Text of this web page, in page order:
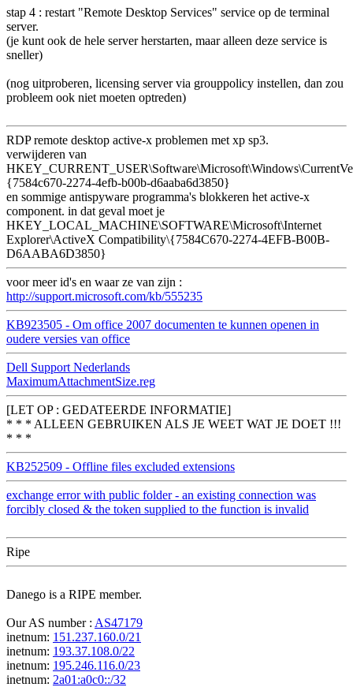
stap 4 : restart "Remote Desktop Services" service op de terminal
server.
(je kunt ook de hele server herstarten, maar alleen deze service is
sneller)
(nog uitproberen, licensing server via grouppolicy instellen, dan zou
probleem ook niet moeten optreden)
RDP remote desktop active-x problemen met xp sp3.
verwijderen van
{7584c670-2274-4efb-b00b-d6aaba6d3850}
en sommige antispyware programma's blokkeren het active-x
component. in dat geval moet je
HKEY_LOCAL_MACHINE\SOFTWARE\Microsoft\Internet
Explorer\ActiveX Compatibility\{7584C670-2274-4EFB-B00B-
D6AABA6D3850}
voor meer id's en waar ze van zijn :
http://support.microsoft.com/kb/555235
KB923505 - Om office 2007 documenten te kunnen openen in
oudere versies van office
Dell Support Nederlands
MaximumAttachmentSize.reg
[LET OP : GEDATEERDE INFORMATIE]
* * * ALLEEN GEBRUIKEN ALS JE WEET WAT JE DOET !!!
* * *
KB252509 - Offline files excluded extensions
exchange error with public folder - an existing connection was
forcibly closed & the token supplied to the function is invalid
Ripe
Danego is a RIPE member.
Our AS number : AS47179
inetnum: 151.237.160.0/21
inetnum: 193.37.108.0/22
inetnum: 195.246.116.0/23
inetnum: 2a01:a0c0::/32